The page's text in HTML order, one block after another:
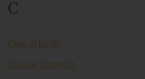
C
Chet el banki
Chuqur o'rganish